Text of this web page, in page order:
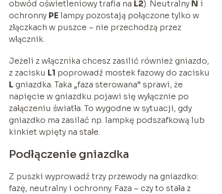
obwód oświetleniowy trafia na L2). Neutralny N i
ochronny PElampy pozostają połączone tylko w
złączkach w puszce – nie przechodzą przez
włącznik.
Jeżeli z włącznika chcesz zasilić również gniazdo,
z zacisku L1 poprowadź mostek fazowy do zacisku
L gniazdka. Taka „faza sterowana” sprawi, że
napięcie w gniazdku pojawi się wyłącznie po
załączeniu światła. To wygodne w sytuacji, gdy
gniazdko ma zasilać np. lampkę podszafkową lub
kinkiet wpięty na stałe.
Podłączenie gniazdka
Z puszki wyprowadź trzy przewody na gniazdko:
fazę, neutralny i ochronny. Faza – czy to stała z